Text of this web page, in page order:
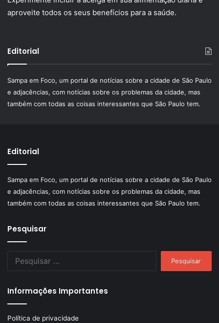
aproveite todos os seus benefícios para a saúde.
Editorial
Sampa em Foco, um portal de notícias sobre a cidade de São Paulo
e adjacências, com notícias sobre os problemas da cidade, mas
também com todas as coisas interessantes que São Paulo tem.
Editorial
Sampa em Foco, um portal de notícias sobre a cidade de São Paulo
e adjacências, com notícias sobre os problemas da cidade, mas
também com todas as coisas interessantes que São Paulo tem.
Pesquisar
Informações Importantes
Política de privacidade